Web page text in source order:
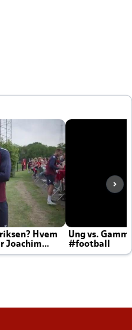
Hvem
Joachim
Ung vs.
#football